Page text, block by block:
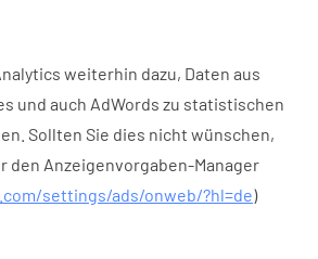
weiterhin dazu, Daten aus
und auch AdWords zu statistischen
Sollten Sie dies nicht wünschen,
den Anzeigenvorgaben-Manager
settings/ads/onweb/?hl=de)